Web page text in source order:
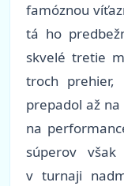
famóznou
tá ho
skvelé tretie
troch prehier,
prepadol až
na
súperov
v turnaji